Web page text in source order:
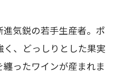
気鋭の若手生産者。ポ
く、どっしりとした果実
ったワインが産まれま